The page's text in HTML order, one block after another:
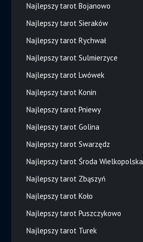
Najlepszy tarot Bojanowo
Najlepszy tarot Sieraków
Najlepszy tarot Rychwał
Najlepszy tarot Sulmierzyce
Najlepszy tarot Lwówek
Najlepszy tarot Konin
Najlepszy tarot Pniewy
Najlepszy tarot Golina
Najlepszy tarot Swarzędz
Najlepszy tarot Środa Wielkopolska
Najlepszy tarot Zbąszyń
Najlepszy tarot Koło
Najlepszy tarot Puszczykowo
Najlepszy tarot Turek